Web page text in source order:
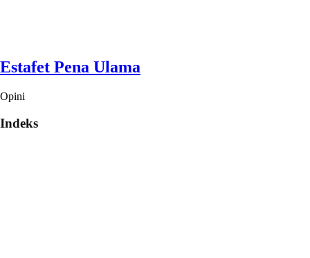
Estafet Pena Ulama
Opini
Indeks